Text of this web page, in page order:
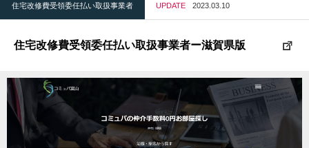
住宅改修費受領委任払い取扱事業者 UPDATE 2023.03.10
住宅改修費受領委任払い取扱事業者ー滋賀県版
訪問
短期入所
訪問＋通い＋宿泊